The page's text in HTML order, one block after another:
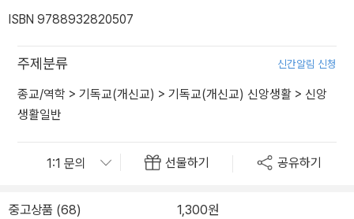
ISBN 9788932820507
주제분류 신간알림 신청
종교/역학 > 기독교(개신교) > 기독교(개신교) 신앙생활 > 신앙
생활일반
선물하기 공유하기
중고상품 (68) 1,300원